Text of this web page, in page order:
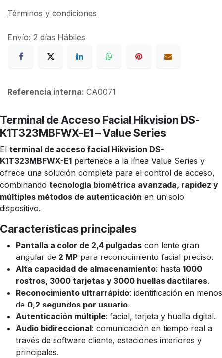
Términos y condiciones
Envío: 2 días Hábiles
Referencia interna: CA0071
Terminal de Acceso Facial Hikvision DS-
K1T323MBFWX-E1 – Value Series
El terminal de acceso facial Hikvision DS-
K1T323MBFWX-E1 pertenece a la línea Value Series y
ofrece una solución completa para el control de acceso,
combinando tecnología biométrica avanzada, rapidez y
múltiples métodos de autenticación en un solo
dispositivo.
Características principales
Pantalla a color de 2,4 pulgadas con lente gran
angular de 2 MP para reconocimiento facial preciso.
Alta capacidad de almacenamiento: hasta 1000
rostros, 3000 tarjetas y 3000 huellas dactilares.
Reconocimiento ultrarrápido: identificación en menos
de 0,2 segundos por usuario.
Autenticación múltiple: facial, tarjeta y huella digital.
Audio bidireccional: comunicación en tiempo real a
través de software cliente, estaciones interiores y
principales.